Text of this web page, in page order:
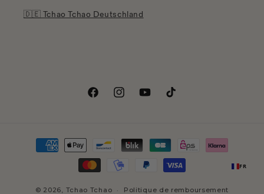
🇩🇪 Tchao Tchao Deutschland
FacebookInstagramYouTubeTikTok
Moyens
© 2026, Tchao Tchao Politique de remboursement
FR